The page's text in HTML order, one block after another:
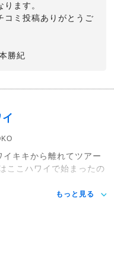
ます。
コミ投稿ありがとうご
勝紀
キキから離れてツアー
ここハワイで始まったの
もっと見る